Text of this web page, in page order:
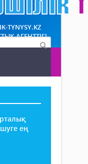
TYNYSY.KZ
АГЕНТТІГІ
ең